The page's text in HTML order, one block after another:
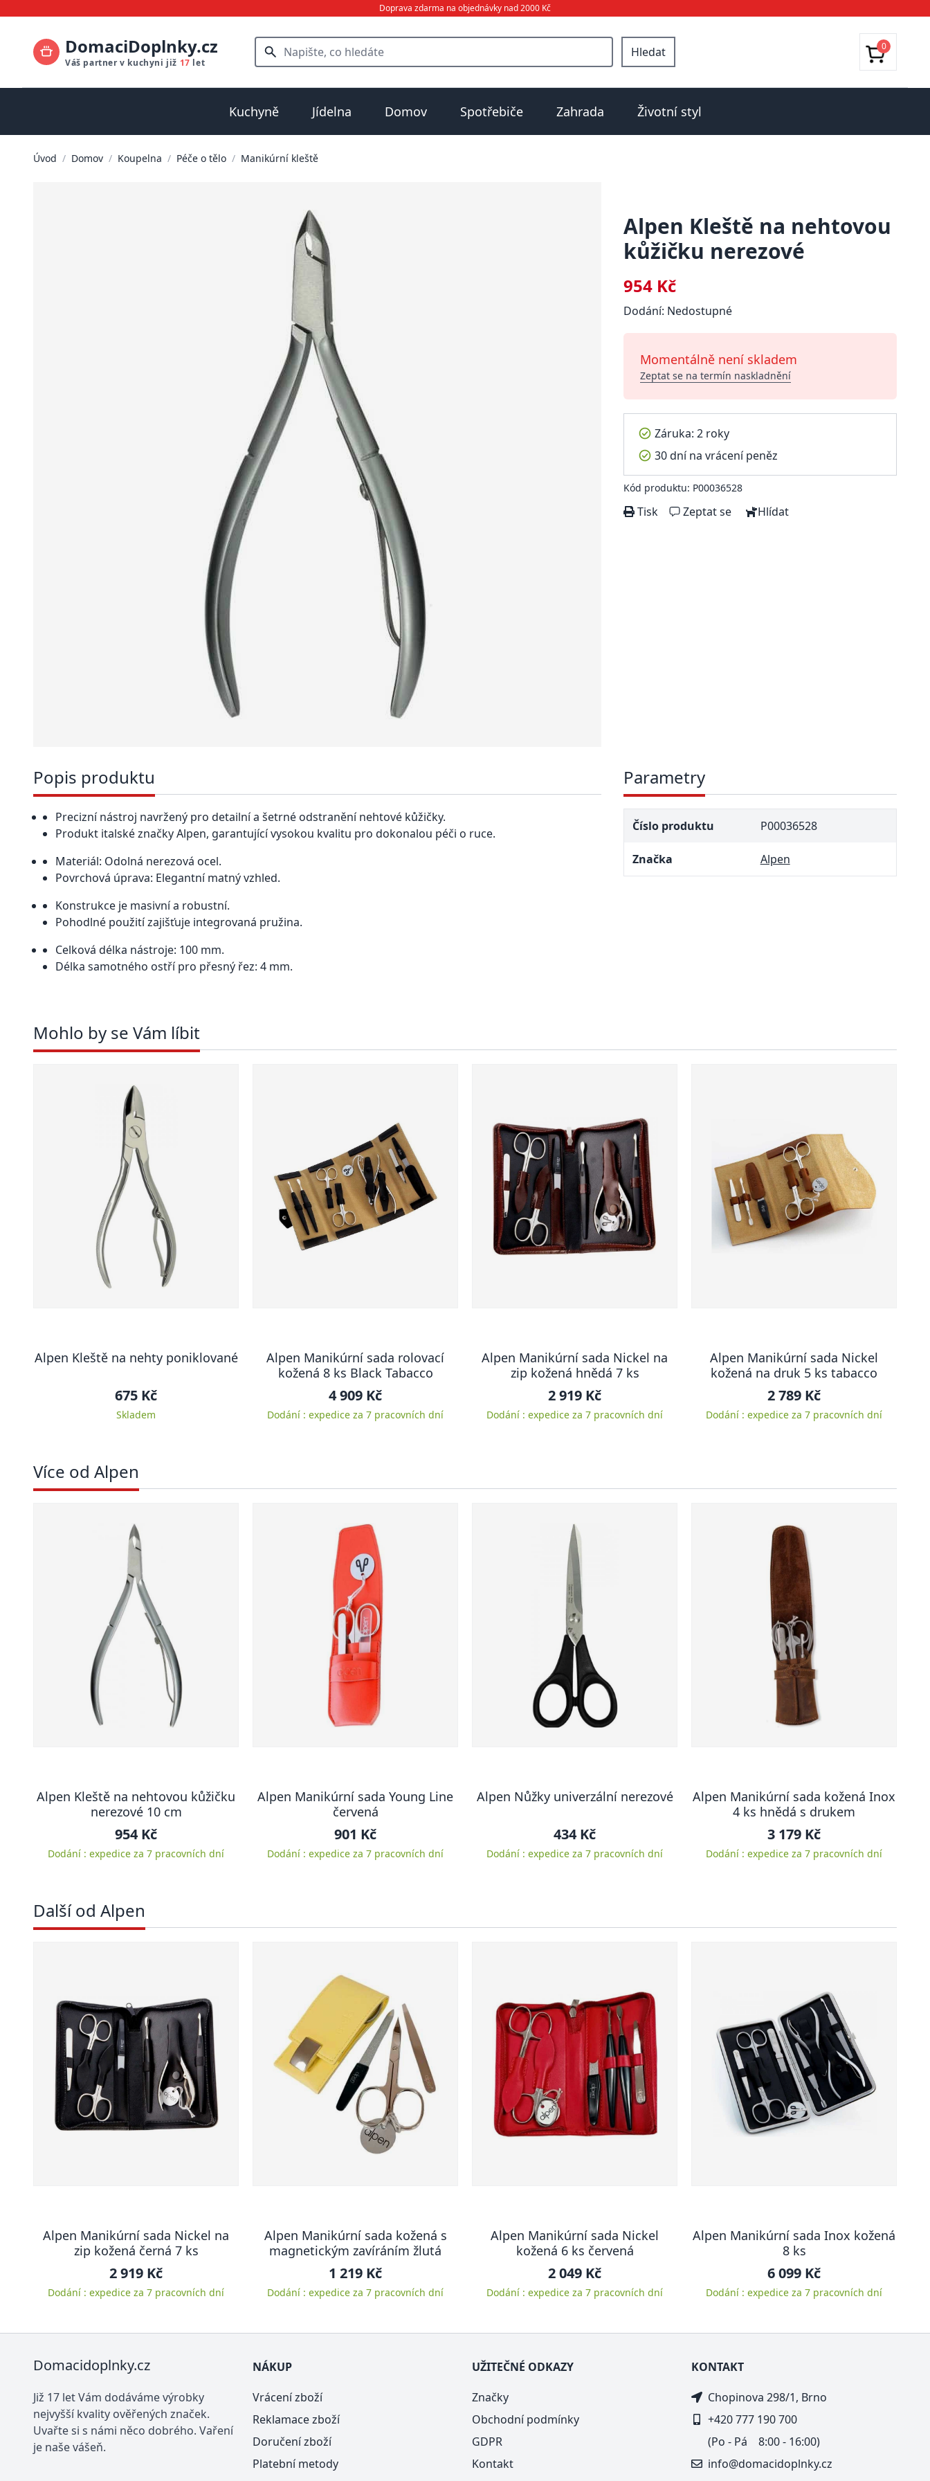
Doprava zdarma na objednávky nad 2000 Kč
DomaciDoplnky.cz
Váš partner v kuchyni již 17 let
Hledat 0
Kuchyně Jídelna Domov Spotřebiče Zahrada Životní styl
Úvod / Domov / Koupelna / Péče o tělo / Manikúrní kleště
Alpen Kleště na nehtovou
kůžičku nerezové
954 Kč
Dodání: Nedostupné
Momentálně není skladem
Zeptat se na termín naskladnění
Záruka: 2 roky
30 dní na vrácení peněz
Kód produktu: P00036528
Tisk Zeptat se Hlídat
Popis produktu
Precizní nástroj navržený pro detailní a šetrné odstranění nehtové kůžičky.
Produkt italské značky Alpen, garantující vysokou kvalitu pro dokonalou péči o ruce.
Materiál: Odolná nerezová ocel.
Povrchová úprava: Elegantní matný vzhled.
Konstrukce je masivní a robustní.
Pohodlné použití zajišťuje integrovaná pružina.
Celková délka nástroje: 100 mm.
Délka samotného ostří pro přesný řez: 4 mm.
Parametry
Číslo produktu P00036528
Značka Alpen
Mohlo by se Vám líbit
Alpen Kleště na nehty poniklované
675 Kč
Skladem
Alpen Manikúrní sada rolovací
kožená 8 ks Black Tabacco
4 909 Kč
Dodání : expedice za 7 pracovních dní
Alpen Manikúrní sada Nickel na
zip kožená hnědá 7 ks
2 919 Kč
Dodání : expedice za 7 pracovních dní
Alpen Manikúrní sada Nickel
kožená na druk 5 ks tabacco
2 789 Kč
Dodání : expedice za 7 pracovních dní
Více od Alpen
Alpen Kleště na nehtovou kůžičku
nerezové 10 cm
954 Kč
Dodání : expedice za 7 pracovních dní
Alpen Manikúrní sada Young Line
červená
901 Kč
Dodání : expedice za 7 pracovních dní
Alpen Nůžky univerzální nerezové
434 Kč
Dodání : expedice za 7 pracovních dní
Alpen Manikúrní sada kožená Inox
4 ks hnědá s drukem
3 179 Kč
Dodání : expedice za 7 pracovních dní
Další od Alpen
Alpen Manikúrní sada Nickel na
zip kožená černá 7 ks
2 919 Kč
Dodání : expedice za 7 pracovních dní
Alpen Manikúrní sada kožená s
magnetickým zavíráním žlutá
1 219 Kč
Dodání : expedice za 7 pracovních dní
Alpen Manikúrní sada Nickel
kožená 6 ks červená
2 049 Kč
Dodání : expedice za 7 pracovních dní
Alpen Manikúrní sada Inox kožená
8 ks
6 099 Kč
Dodání : expedice za 7 pracovních dní
Domacidoplnky.cz
Již 17 let Vám dodáváme výrobky
nejvyšší kvality ověřených značek.
Uvařte si s námi něco dobrého. Vaření
je naše vášeň.
NÁKUP
Vrácení zboží
Reklamace zboží
Doručení zboží
Platební metody
UŽITEČNÉ ODKAZY
Značky
Obchodní podmínky
GDPR
Kontakt
KONTAKT
Chopinova 298/1, Brno
+420 777 190 700
(Po - Pá 8:00 - 16:00)
info@domacidoplnky.cz